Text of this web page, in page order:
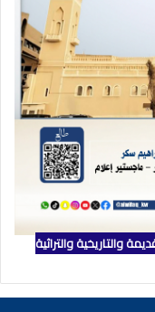
والتاريخية والتراثية